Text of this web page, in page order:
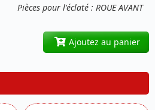
Pièces pour l'éclaté : ROUE AVANT
Ajoutez au panier